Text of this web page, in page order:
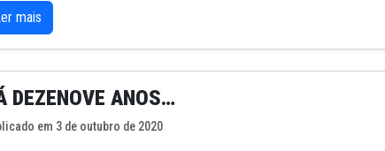
mais
DEZENOVE ANOS…
em 3 de outubro de 2020